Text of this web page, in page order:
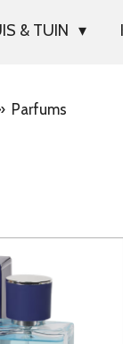
& TUIN
Parfums